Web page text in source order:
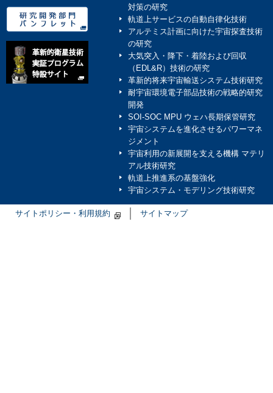
対策の研究
軌道上サービスの自動自律化技術
アルテミス計画に向けた宇宙探査技術
の研究
大気突入・降下・着陸および回収
（EDL&R）技術の研究
革新的将来宇宙輸送システム技術研究
耐宇宙環境電子部品技術の戦略的研究
開発
SOI-SOC MPU ウェハ長期保管研究
宇宙システムを進化させるパワーマネ
ジメント
宇宙利用の新展開を支える機構 マテリ
アル技術研究
軌道上推進系の基盤強化
宇宙システム・モデリング技術研究
サイトポリシー・利用規約 サイトマップ